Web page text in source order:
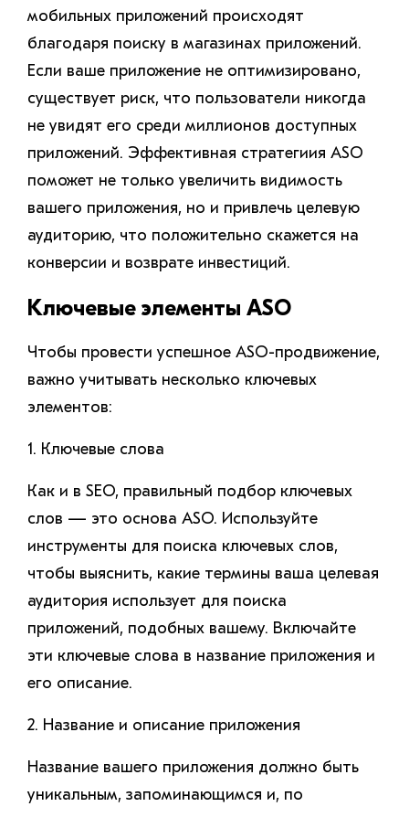
мобильных приложений происходят
благодаря поиску в магазинах приложений.
Если ваше приложение не оптимизировано,
существует риск, что пользователи никогда
не увидят его среди миллионов доступных
приложений. Эффективная стратегиия ASO
поможет не только увеличить видимость
вашего приложения, но и привлечь целевую
аудиторию, что положительно скажется на
конверсии и возврате инвестиций.
Ключевые элементы ASO
Чтобы провести успешное ASO-продвижение,
важно учитывать несколько ключевых
элементов:
1. Ключевые слова
Как и в SEO, правильный подбор ключевых
слов — это основа ASO. Используйте
инструменты для поиска ключевых слов,
чтобы выяснить, какие термины ваша целевая
аудитория использует для поиска
приложений, подобных вашему. Включайте
эти ключевые слова в название приложения и
его описание.
2. Название и описание приложения
Название вашего приложения должно быть
уникальным, запоминающимся и, по